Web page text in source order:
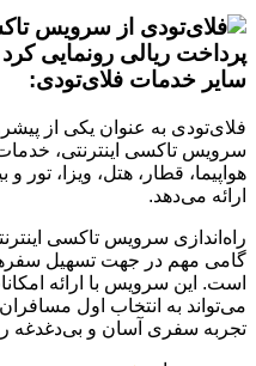
سایر خدمات فلای‌تودی:
فلای‌تودی به عنوان یکی از
سرویس تاکسی اینترنتی،
هواپیما، قطار، هتل، ویزا، تور
ارائه می‌دهد.
راه‌اندازی سرویس تاکسی
گامی مهم در جهت تسهیل
است. این سرویس با ارائه
می‌تواند به انتخاب اول
تجربه سفری آسان و بی‌دغدغه را